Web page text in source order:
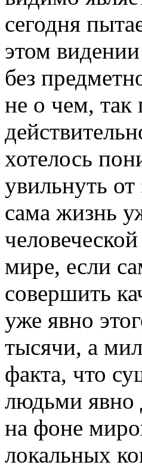
сегодня
этом
без
не о чем,
хотелось
увильнуть
сама жизнь
мире, если
совершить
уже явно
тысячи, а
факта, что
людьми явно
на фоне
локальных